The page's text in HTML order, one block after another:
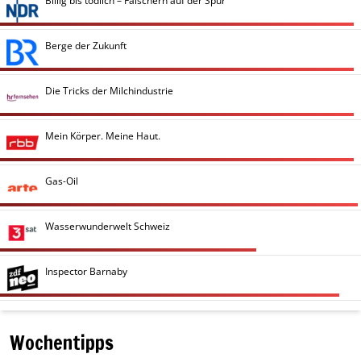
Wochentipps
Berge der Zukunft
Die Tricks der Milchindustrie
Mein Körper. Meine Haut.
Gas-Oil
Wasserwunderwelt Schweiz
Inspector Barnaby